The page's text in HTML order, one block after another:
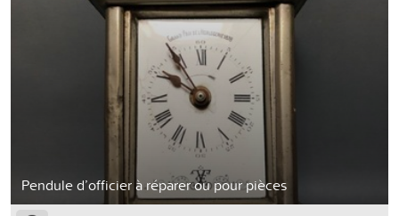
Pendule d’officier à réparer ou pour pièces